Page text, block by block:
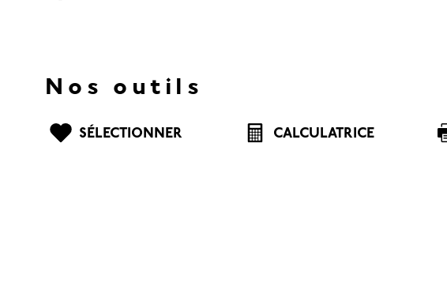
Nos outils
SÉLECTIONNER CALCULATRICE